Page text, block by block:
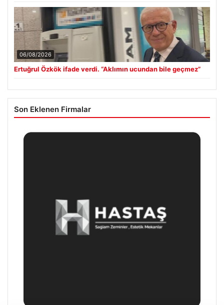
06/08/2026
Ertuğrul Özkök ifade verdi. “Aklımın ucundan bile geçmez”
Son Eklenen Firmalar